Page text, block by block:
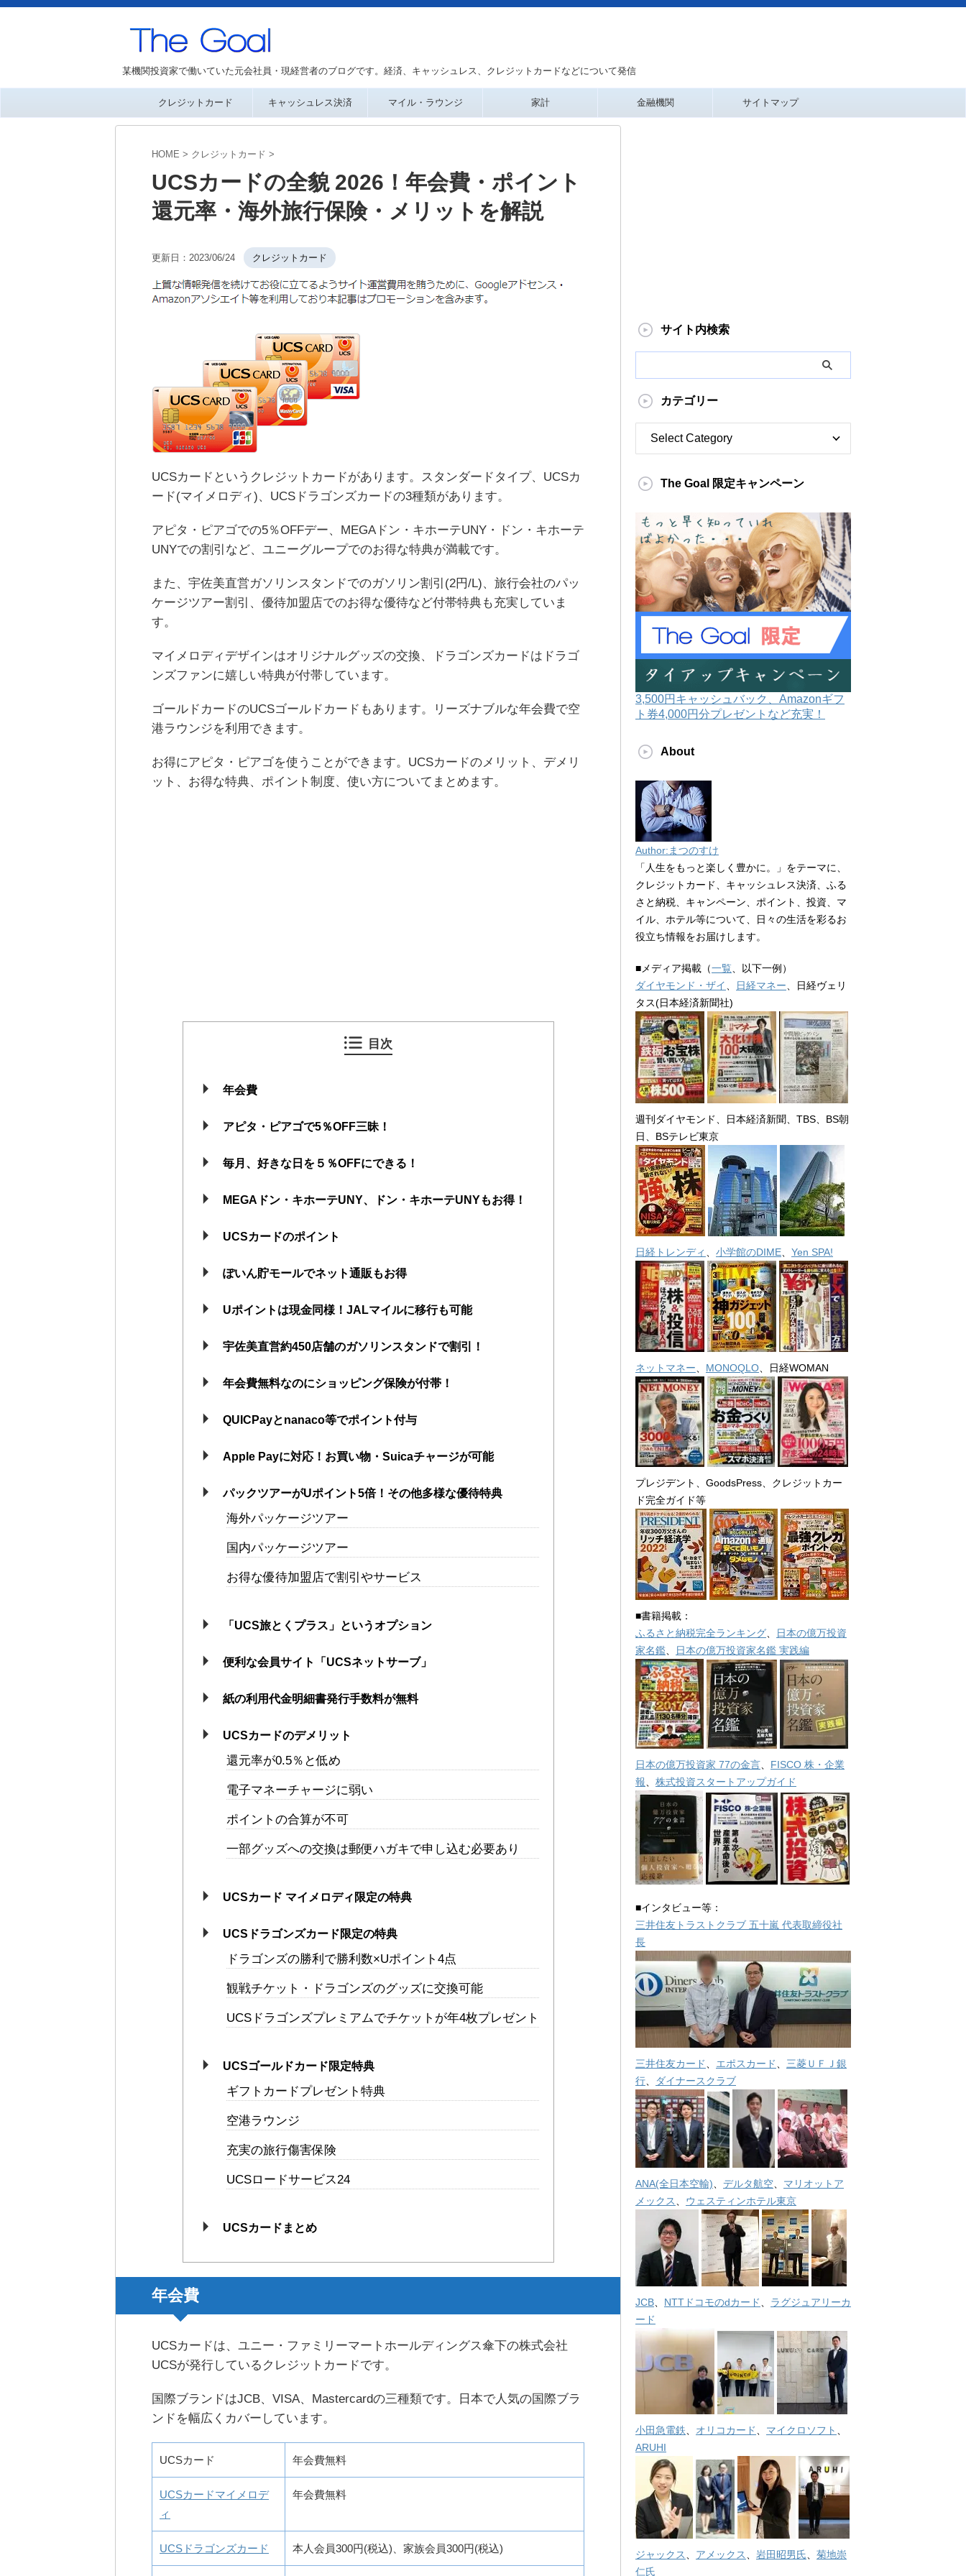
某機関投資家で働いていた元会社員・現経営者のブログです。経済、キャッシュレス、クレジットカードなどについて発信
クレジットカード キャッシュレス決済 マイル・ラウンジ 家計 金融機関 サイトマップ
HOME > クレジットカード >
UCSカードの全貌 2026！年会費・ポイント
還元率・海外旅行保険・メリットを解説
更新日： 2023/06/24 クレジットカード
UCSカードというクレジットカードがあります。スタンダードタイプ、UCSカ
ード(マイメロディ)、UCSドラゴンズカードの3種類があります。
アピタ・ピアゴでの5％OFFデー、MEGAドン・キホーテUNY・ドン・キホーテ
UNYでの割引など、ユニーグループでのお得な特典が満載です。
また、宇佐美直営ガソリンスタンドでのガソリン割引(2円/L)、旅行会社のパッ
ケージツアー割引、優待加盟店でのお得な優待など付帯特典も充実していま
す。
マイメロディデザインはオリジナルグッズの交換、ドラゴンズカードはドラゴ
ンズファンに嬉しい特典が付帯しています。
ゴールドカードのUCSゴールドカードもあります。リーズナブルな年会費で空
港ラウンジを利用できます。
お得にアピタ・ピアゴを使うことができます。UCSカードのメリット、デメリ
ット、お得な特典、ポイント制度、使い方についてまとめます。
目次
年会費
アピタ・ピアゴで5％OFF三昧！
毎月、好きな日を５％OFFにできる！
MEGAドン・キホーテUNY、ドン・キホーテUNYもお得！
UCSカードのポイント
ぽいん貯モールでネット通販もお得
Uポイントは現金同様！JALマイルに移行も可能
宇佐美直営約450店舗のガソリンスタンドで割引！
年会費無料なのにショッピング保険が付帯！
QUICPayとnanaco等でポイント付与
Apple Payに対応！お買い物・Suicaチャージが可能
パックツアーがUポイント5倍！その他多様な優待特典
海外パッケージツアー
国内パッケージツアー
お得な優待加盟店で割引やサービス
「UCS旅とくプラス」というオプション
便利な会員サイト「UCSネットサーブ」
紙の利用代金明細書発行手数料が無料
UCSカードのデメリット
還元率が0.5％と低め
電子マネーチャージに弱い
ポイントの合算が不可
一部グッズへの交換は郵便ハガキで申し込む必要あり
UCSカード マイメロディ限定の特典
UCSドラゴンズカード限定の特典
ドラゴンズの勝利で勝利数×Uポイント4点
観戦チケット・ドラゴンズのグッズに交換可能
UCSドラゴンズプレミアムでチケットが年4枚プレゼント
UCSゴールドカード限定特典
ギフトカードプレゼント特典
空港ラウンジ
充実の旅行傷害保険
UCSロードサービス24
UCSカードまとめ
年会費
UCSカードは、ユニー・ファミリーマートホールディングス傘下の株式会社
UCSが発行しているクレジットカードです。
国際ブランドはJCB、VISA、Mastercardの三種類です。日本で人気の国際ブラ
ンドを幅広くカバーしています。
UCSカード 年会費無料
UCSカードマイメロデ
ィ
年会費無料
UCSドラゴンズカード 本人会員300円(税込)、家族会員300円(税込)
サイト内検索
カテゴリー
The Goal 限定キャンペーン
3,500円キャッシュバック、Amazonギフ
ト券4,000円分プレゼントなど充実！
About
Author:まつのすけ
「人生をもっと楽しく豊かに。」をテーマに、
クレジットカード、キャッシュレス決済、ふる
さと納税、キャンペーン、ポイント、投資、マ
イル、ホテル等について、日々の生活を彩るお
役立ち情報をお届けします。
■メディア掲載（一覧 、以下一例）
ダイヤモンド・ザイ
日経マネー 、日経ヴェリ
タス(日本経済新聞社)
週刊ダイヤモンド、日本経済新聞、TBS、BS朝
日、BSテレビ東京
日経トレンディ 小学館のDIME Yen SPA!
ネットマネー MONOQLO 、日経WOMAN
プレジデント、GoodsPress、クレジットカー
ド完全ガイド等
■書籍掲載：
ふるさと納税完全ランキング、
日本の億万投資
家名鑑、 日本の億万投資家名鑑 実践編
日本の億万投資家 77の金言、 FISCO 株・企業
報、 株式投資スタートアップガイド
■インタビュー等：
三井住友トラストクラブ 五十嵐 代表取締役社
長
三井住友カード エポスカード
三菱ＵＦＪ銀
行
ダイナースクラブ
ANA(全日本空輸) デルタ航空
マリオットア
メックス
ウェスティンホテル東京
JCB NTTドコモのdカード
ラグジュアリーカ
ード
小田急電鉄 オリコカード マイクロソフト
ARUHI
ジャックス アメックス 岩田昭男氏
菊地崇
仁氏